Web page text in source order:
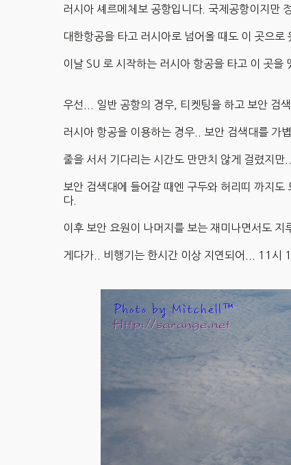
러시아 셰르메체보 공항입니다. 국제공항이지만
대한항공을 타고 러시아로 넘어올 때도 이 곳으
이날 SU 로 시작하는 러시아 항공을 타고 이 곳을
우선... 일반 공항의 경우, 티켓팅을 하고 보안 검
러시아 항공을 이용하는 경우.. 보안 검색대를 가
줄을 서서 기다리는 시간도 만만치 않게 걸렸지
보안 검색대에 들어갈 때엔 구두와 허리띠 까지
다.
이후 보안 요원이 나머지를 보는 재미나면서도 지
게다가.. 비행기는 한시간 이상 지연되어... 11시